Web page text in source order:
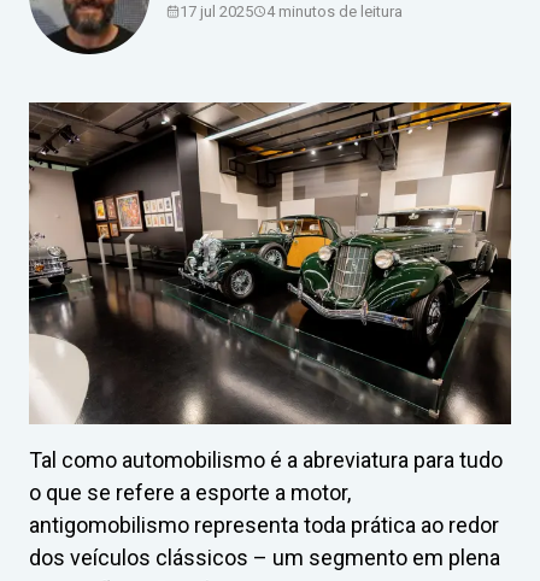
17 jul 2025 4minutos de leitura
Tal como automobilismo é a abreviatura para tudo
o que se refere a esporte a motor,
antigomobilismo representa toda prática ao redor
dos veículos clássicos – um segmento em plena